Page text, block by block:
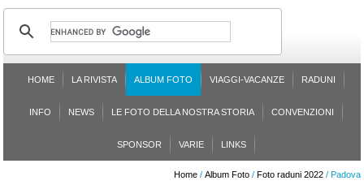
HOME LA RIVISTA ALBUM FOTO VIAGGI-VACANZE RADUNI
INFO NEWS LE FOTO DELLA NOSTRA STORIA CONVENZIONI
SPONSOR VARIE LINKS
Home/ Album Foto/ Foto raduni 2022/ Padova